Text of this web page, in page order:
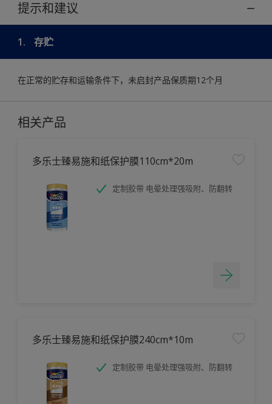
提示和建议
1. 存贮
在正常的贮存和运输条件下，未启封产品保质期12个月
相关产品
多乐士臻易施和纸保护膜110cm*20m
定制胶带 电晕处理强吸附、防翻转
多乐士臻易施和纸保护膜240cm*10m
定制胶带 电晕处理强吸附、防翻转